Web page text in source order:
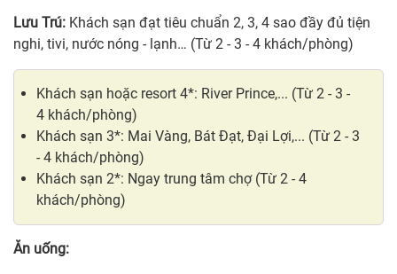
Lưu Trú: Khách sạn đạt tiêu chuẩn 2, 3, 4 sao đầy đủ tiện
nghi, tivi, nước nóng - lạnh… (Từ 2 - 3 - 4 khách/phòng)
Khách sạn hoặc resort 4*: River Prince,... (Từ 2 - 3 -
4 khách/phòng)
Khách sạn 3*: Mai Vàng, Bát Đạt, Đại Lợi,... (Từ 2 - 3
- 4 khách/phòng)
Khách sạn 2*: Ngay trung tâm chợ (Từ 2 - 4
khách/phòng)
Ăn uống: